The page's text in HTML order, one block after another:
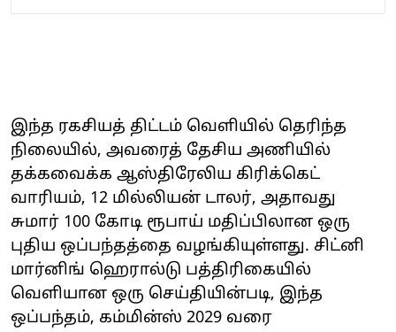
இந்த ரகசியத் திட்டம் வெளியில் தெரிந்த
நிலையில், அவரைத் தேசிய அணியில்
தக்கவைக்க ஆஸ்திரேலிய கிரிக்கெட்
வாரியம், 12 மில்லியன் டாலர், அதாவது
சுமார் 100 கோடி ரூபாய் மதிப்பிலான ஒரு
புதிய ஒப்பந்தத்தை வழங்கியுள்ளது. சிட்னி
மார்னிங் ஹெரால்டு பத்திரிகையில்
வெளியான ஒரு செய்தியின்படி, இந்த
ஒப்பந்தம், கம்மின்ஸ் 2029 வரை